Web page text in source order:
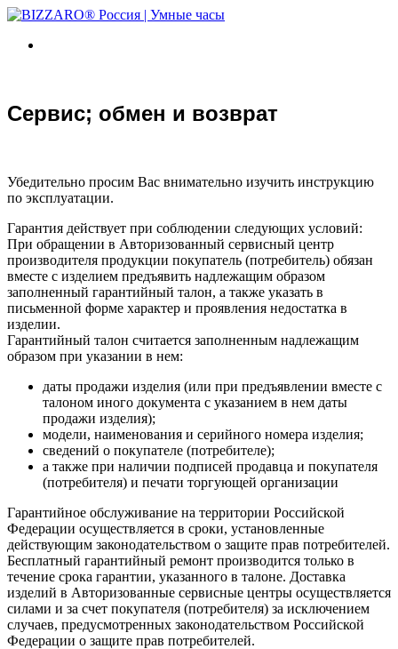
Сервис; обмен и возврат
Убедительно просим Вас внимательно изучить инструкцию
по эксплуатации.
Гарантия действует при соблюдении следующих условий:
При обращении в Авторизованный сервисный центр
производителя продукции покупатель (потребитель) обязан
вместе с изделием предъявить надлежащим образом
заполненный гарантийный талон, а также указать в
письменной форме характер и проявления недостатка в
изделии.
Гарантийный талон считается заполненным надлежащим
образом при указании в нем:
даты продажи изделия (или при предъявлении вместе с
талоном иного документа с указанием в нем даты
продажи изделия);
модели, наименования и серийного номера изделия;
сведений о покупателе (потребителе);
а также при наличии подписей продавца и покупателя
(потребителя) и печати торгующей организации
Гарантийное обслуживание на территории Российской
Федерации осуществляется в сроки, установленные
действующим законодательством о защите прав потребителей.
Бесплатный гарантийный ремонт производится только в
течение срока гарантии, указанного в талоне. Доставка
изделий в Авторизованные сервисные центры осуществляется
силами и за счет покупателя (потребителя) за исключением
случаев, предусмотренных законодательством Российской
Федерации о защите прав потребителей.